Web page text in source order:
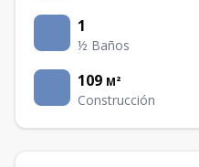
1
½ Baños
109 M²
Construcción